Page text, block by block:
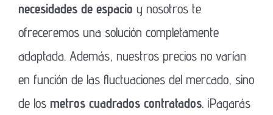
necesidades de espacio y nosotros te
ofreceremos una solución completamente
adaptada. Además, nuestros precios no varían
en función de las fluctuaciones del mercado, sino
de los metros cuadrados contratados. ¡Pagarás